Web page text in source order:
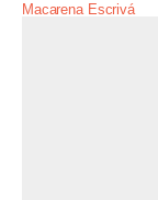
Macarena Escrivá